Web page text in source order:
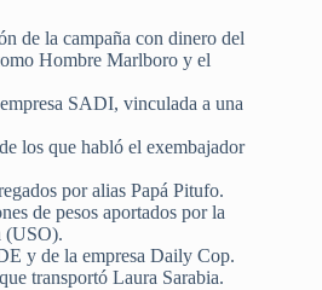
de la campaña con dinero del
Hombre Marlboro y el
SADI, vinculada a una
los que habló el exembajador
por alias Papá Pitufo.
de pesos aportados por la
(USO).
y de la empresa Daily Cop.
transportó Laura Sarabia.